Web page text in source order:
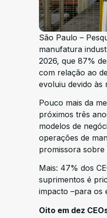
São Paulo –
manufatura
2026, que 87%
com relação ao
evoluiu devido às
Pouco mais da
próximos três
modelos de
operações de
promissora
Mais: 47% dos
suprimentos é
impacto –para os
Oito em dez